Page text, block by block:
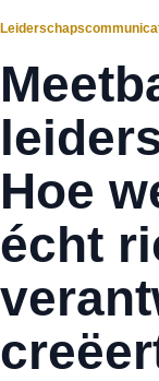
Hoe
écht